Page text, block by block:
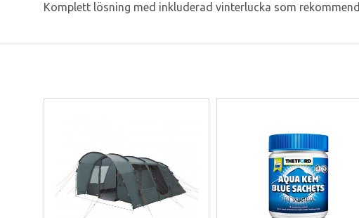
Komplett lösning med inkluderad vinterlucka som